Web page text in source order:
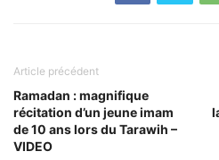
Article précédent
Ramadan : magnifique
récitation d’un jeune imam
de 10 ans lors du Tarawih –
VIDEO